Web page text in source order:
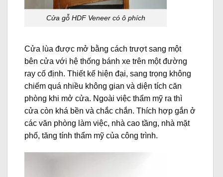
Cửa gỗ HDF Veneer có ô phích
Cửa lùa được mở bằng cách trượt sang một
bên cửa với hệ thống bánh xe trên một đường
ray cố định. Thiết kế hiện đại, sang trọng không
chiếm quá nhiều không gian và diện tích căn
phòng khi mở cửa. Ngoài việc thẩm mỹ ra thì
cửa còn khá bền và chắc chắn. Thích hợp gắn ở
các văn phòng làm việc, nhà cao tầng, nhà mặt
phố, tăng tính thẩm mỹ của công trình.